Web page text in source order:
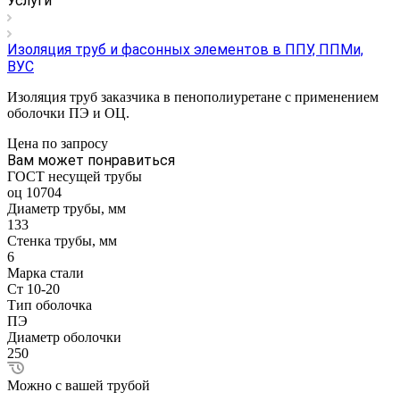
Изоляция труб и фасонных элементов в ППУ, ППМи,
ВУС
Изоляция труб заказчика в пенополиуретане с применением
оболочки ПЭ и ОЦ.
Цена по запросу
Вам может понравиться
ГОСТ несущей трубы
оц 10704
Диаметр трубы, мм
133
Стенка трубы, мм
6
Марка стали
Ст 10-20
Тип оболочка
ПЭ
Диаметр оболочки
250
Можно с вашей трубой